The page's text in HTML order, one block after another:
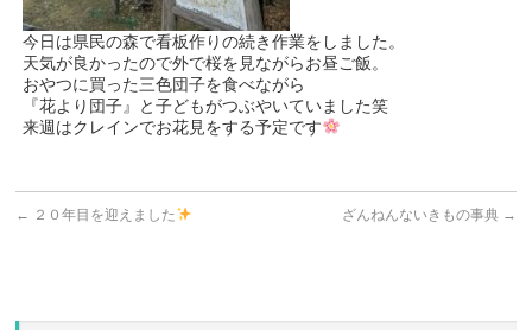
今日は県民の森で看板作りの続き作業をしました。
天気が良かったので外で桜を見ながらお昼ご飯。
おやつに買った三色団子を食べながら
『花より団子』と子どもがつぶやいていました笑
来週はクレインでお花見をする予定です
← ２０年目を迎えました ざんねんないきもの事典 →